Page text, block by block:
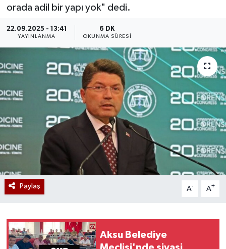
orada adil bir yapı yok" dedi.
22.09.2025 - 13:41
YAYINLANMA
6 DK
OKUNMA SÜRESI
Paylaş A- A+
Aksu Belediye